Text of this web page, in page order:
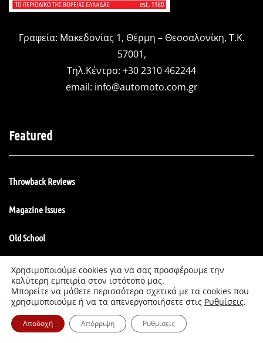
Γραφεία: Μακεδονίας 1, Θέρμη – Θεσσαλονίκη, Τ.Κ.
57001,
Τηλ.Κέντρο: +30 2310 462244
email: info@automoto.com.gr
Featured
Throwback Reviews
Magazine Issues
Old School
Manuscripts
Follow us
Χρησιμοποιούμε cookies για να σας προσφέρουμε την
καλύτερη εμπειρία στον ιστότοπό μας.
Μπορείτε να μάθετε περισσότερα σχετικά με τα cookies που
χρησιμοποιούμε ή να τα απενεργοποιήσετε στις Ρυθμίσεις.
Αποδοχή Απόρριψη Ρυθμίσεις